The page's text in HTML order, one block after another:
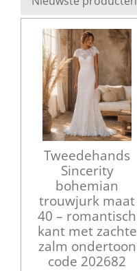
Tweedehands
Sincerity
bohemian
trouwjurk maat
40 – romantisch
kant met zachte
zalm ondertoon
code 202682